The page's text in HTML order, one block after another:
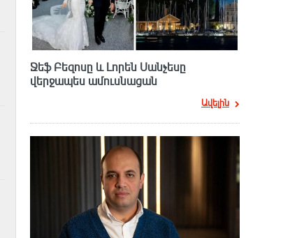
Ջեֆ Բեզոսը և Լորեն Սանչեսը
վերջապես ամուսնացան
Ավելին